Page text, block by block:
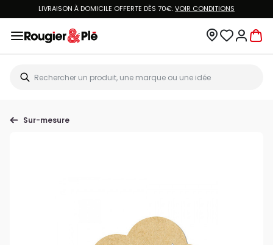
LIVRAISON À DOMICILE OFFERTE DÈS 70€.VOIR CONDITIONS
Sur-mesure